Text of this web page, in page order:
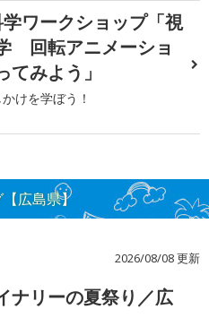
ワークショップ「視
回転アニメーショ
てみよう」
けを学ぼう！
広島県】
2026/08/08 更新
ナリーの夏祭り／広